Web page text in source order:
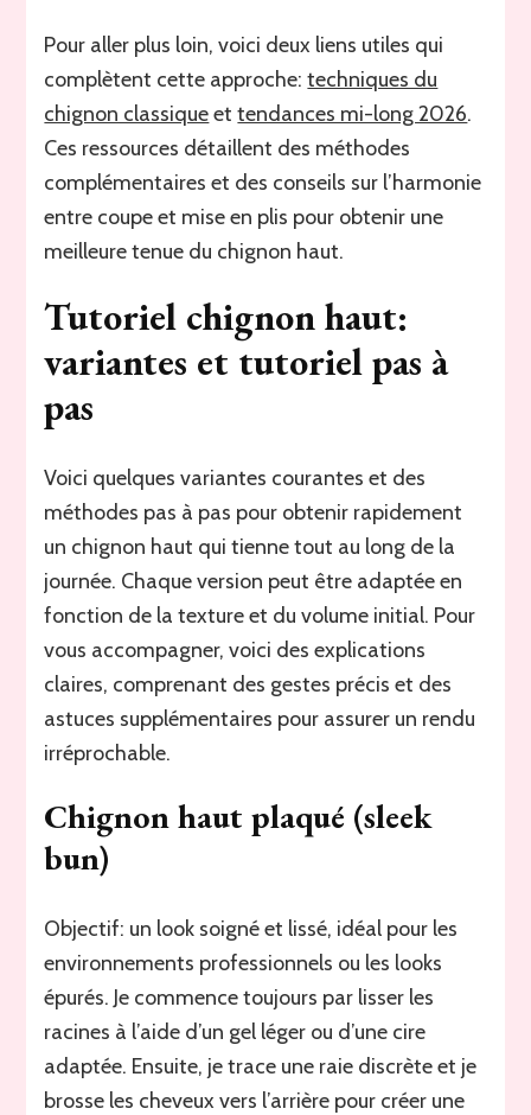
Pour aller plus loin, voici deux liens utiles qui
complètent cette approche:techniques du
chignon classiqueettendances mi-long 2026.
Ces ressources détaillent des méthodes
complémentaires et des conseils sur l’harmonie
entre coupe et mise en plis pour obtenir une
meilleure tenue du chignon haut.
Tutoriel chignon haut:
variantes et tutoriel pas à
pas
Voici quelques variantes courantes et des
méthodes pas à pas pour obtenir rapidement
un chignon haut qui tienne tout au long de la
journée. Chaque version peut être adaptée en
fonction de la texture et du volume initial. Pour
vous accompagner, voici des explications
claires, comprenant des gestes précis et des
astuces supplémentaires pour assurer un rendu
irréprochable.
Chignon haut plaqué (sleek
bun)
Objectif: un look soigné et lissé, idéal pour les
environnements professionnels ou les looks
épurés. Je commence toujours par lisser les
racines à l’aide d’un gel léger ou d’une cire
adaptée. Ensuite, je trace une raie discrète et je
brosse les cheveux vers l’arrière pour créer une